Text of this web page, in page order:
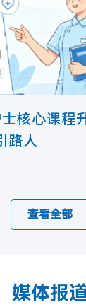
核心课程
路人
查看全部
媒体报